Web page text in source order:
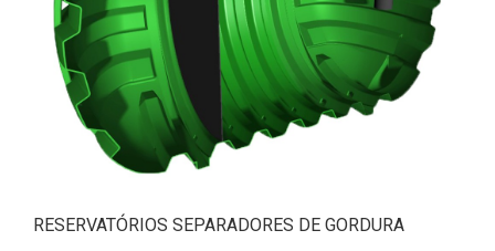
RESERVATÓRIOS SEPARADORES DE GORDURA